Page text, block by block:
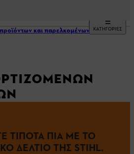
ΚΑΤΗΓΟΡΙΕΣ
και παρελκομένων
ΤΙΠΟΤΑ ΠΙΑ ΜΕ ΤΟ
ΔΕΛΤΙΟ ΤΗΣ STIHL.